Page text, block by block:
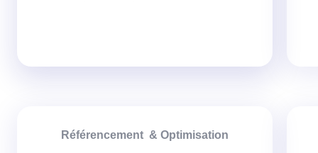
Référencement & Optimisation